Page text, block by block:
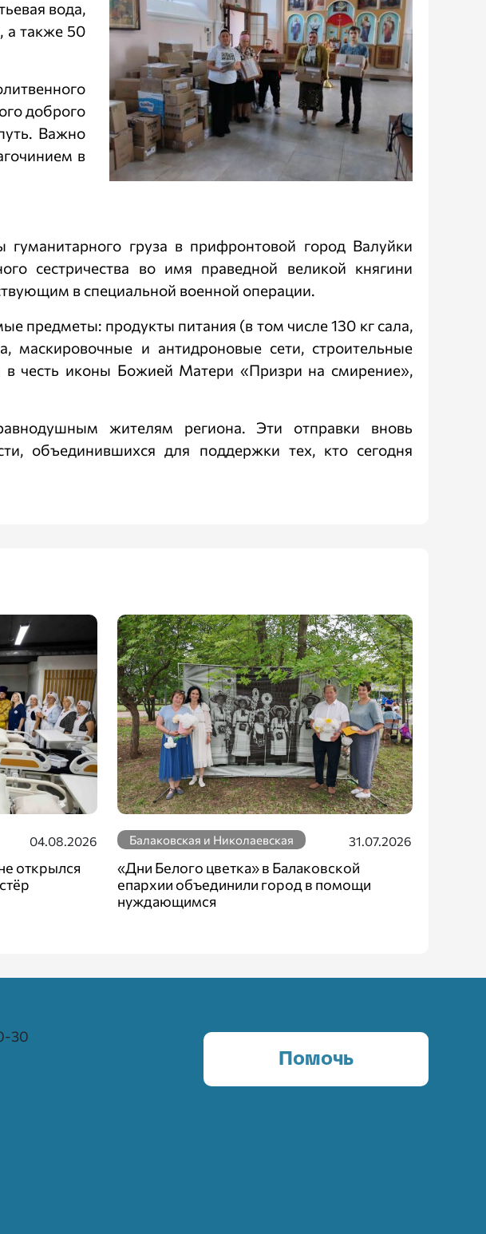
вода,
а также 50
доброго
Важно
в
груза в прифронтовой город Валуйки
сестричества во имя праведной великой княгини
в специальной военной операции.
предметы: продукты питания (в том числе 130 кг сала,
маскировочные и антидроновые сети, строительные
честь иконы Божией Матери «Призри на смирение»,
жителям региона. Эти отправки вновь
объединившихся для поддержки тех, кто сегодня
04.08.2026
открылся
Балаковская и Николаевская 31.07.2026
«Дни Белого цветка» в Балаковской
епархии объединили город в помощи
нуждающимся
30
Помочь